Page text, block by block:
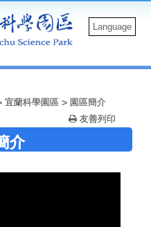
Language
宜蘭科學園區 > 園區簡介
友善列印
介